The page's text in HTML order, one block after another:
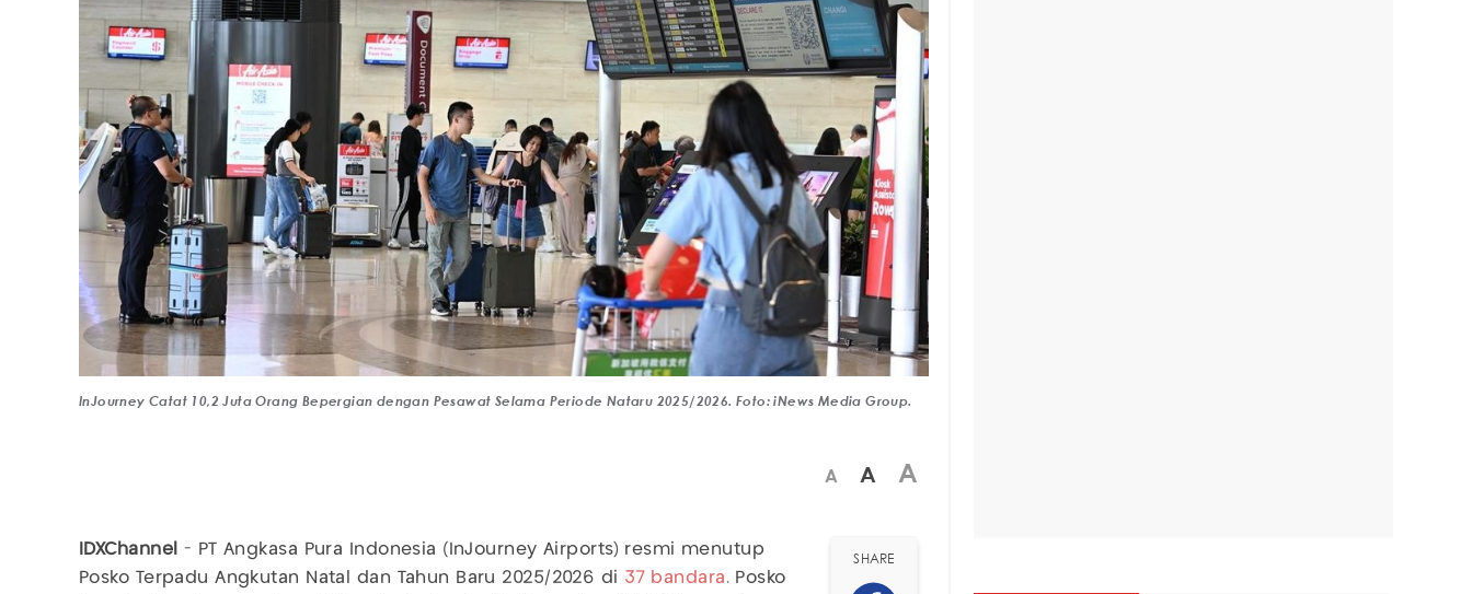
InJourney Catat 10,2 Juta Orang Bepergian dengan Pesawat Selama Periode Nataru 2025/2026. Foto: iNews Media Group.
A A A
IDXChannel - PT Angkasa Pura Indonesia (InJourney Airports) resmi menutup
Posko Terpadu Angkutan Natal dan Tahun Baru 2025/2026 di 37 bandara . Posko
SHARE